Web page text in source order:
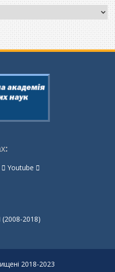
Youtube
(2008-2018)
2018-2023